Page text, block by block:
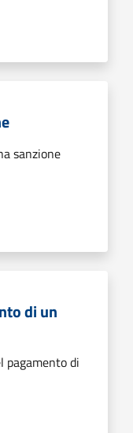
sanzione
di un
pagamento di